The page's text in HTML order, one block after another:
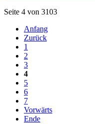
Seite 4 von 3103
Anfang
Zurück
1
2
3
4
5
6
7
Vorwärts
Ende